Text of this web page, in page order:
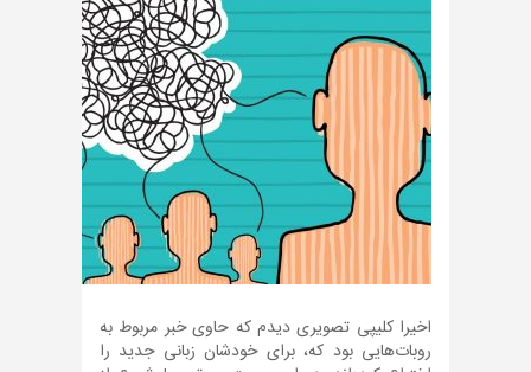
اخیرا کلیپی تصویری دیدم که حاوی خبر مربوط به
روبات‌هایی بود که، برای خودشان زبانی جدید را